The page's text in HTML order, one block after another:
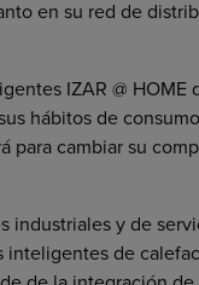
en su red de
IZAR @
hábitos de
para cambiar su
industriales y de
de